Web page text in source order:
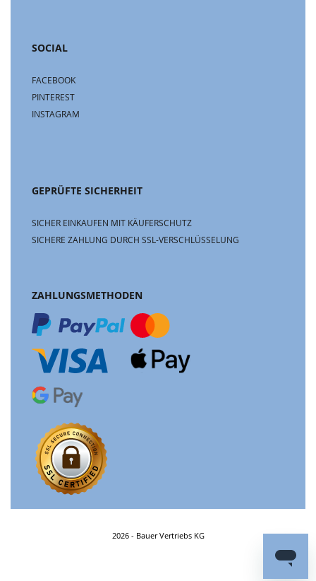
SOCIAL
FACEBOOK
PINTEREST
INSTAGRAM
GEPRÜFTE SICHERHEIT
SICHER EINKAUFEN MIT KÄUFERSCHUTZ
SICHERE ZAHLUNG DURCH SSL-VERSCHLÜSSELUNG
ZAHLUNGSMETHODEN
2026 - Bauer Vertriebs KG